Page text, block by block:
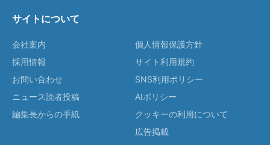
サイトについて
会社案内
採用情報
お問い合わせ
ニュース読者投稿
編集長からの手紙
個人情報保護方針
サイト利用規約
SNS利用ポリシー
AIポリシー
クッキーの利用について
広告掲載